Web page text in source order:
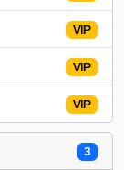
VIP
VIP
VIP
3